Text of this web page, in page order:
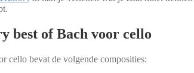
best of Bach voor cello
cello bevat de volgende composities: